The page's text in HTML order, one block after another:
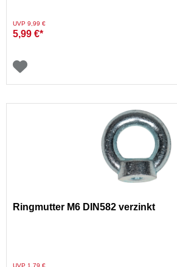
Preis reduziert von
UVP 9,99 €auf
5,99 €*
Ringmutter M6 DIN582 verzinkt
Preis reduziert von
UVP 1,79 €auf